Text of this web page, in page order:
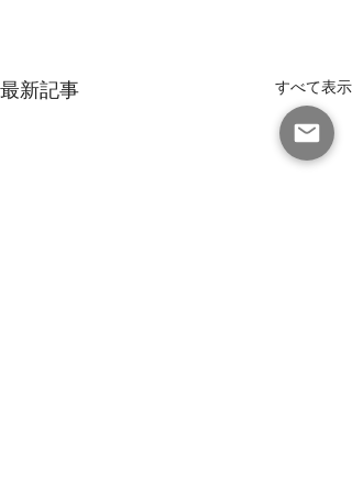
最新記事 すべて表示